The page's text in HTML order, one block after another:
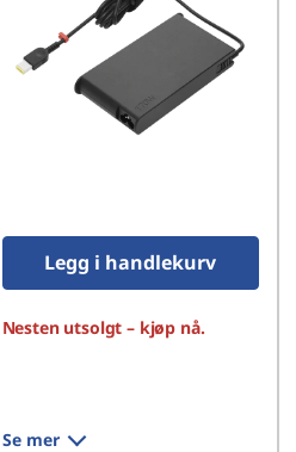
Legg i handlekurv
Nesten utsolgt – kjøp nå.
Se mer